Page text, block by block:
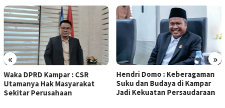
« »
Hendri Domo : Keberagaman
Suku dan Budaya di Kampar
Jadi Kekuatan Persaudaraan
Olah Minyak Jelantah dari
Biodiesel, Prestasi Siswa
5 Kampar Diapresiasi Eko